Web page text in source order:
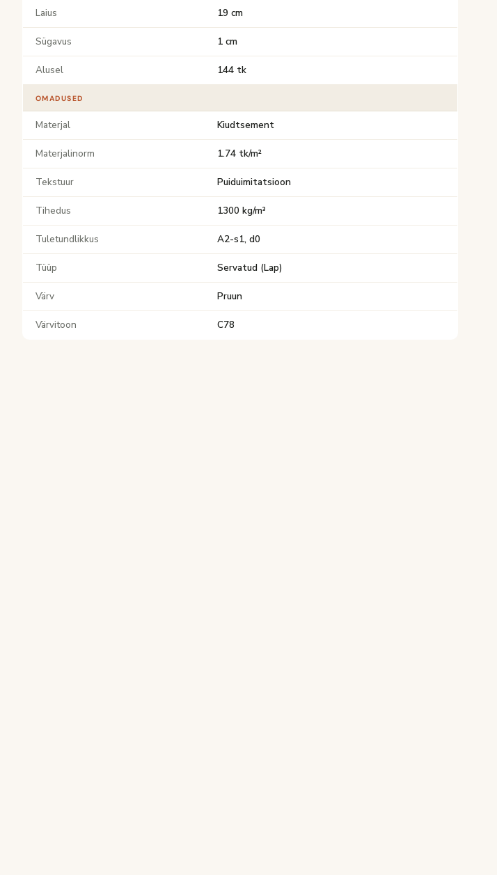
Laius 19 cm
Sügavus 1 cm
Alusel 144 tk
OMADUSED
Materjal Kiudtsement
Materjalinorm 1.74 tk/m²
Tekstuur Puiduimitatsioon
Tihedus 1300 kg/m³
Tuletundlikkus A2-s1, d0
Tüüp Servatud (Lap)
Värv Pruun
Värvitoon C78